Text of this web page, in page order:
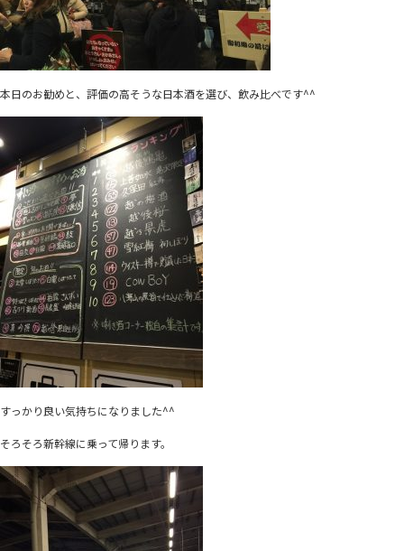
本日のお勧めと、評価の高そうな日本酒を選び、飲み比べです^^
すっかり良い気持ちになりました^^
そろそろ新幹線に乗って帰ります。